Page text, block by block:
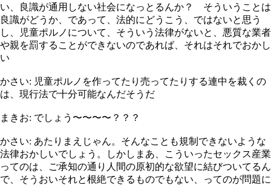
い、良識が通用しない社会になっとるんか？ そういうことは
良識がどうか、であって、法的にどうこう、ではないと思う
し、児童ポルノについて、そういう法律がないと、悪質な業者
や親を罰することができないのであれば、それはそれでおかし
い
かさい: 児童ポルノを作ってたり売ってたりする連中を裁くの
は、現行法で十分可能なんだそうだ
まきお: でしょう〜〜〜〜？？？
かさい: あたりまえじゃん。そんなことも規制できないような
法律おかしいでしょう。しかしまあ、こういったセックス産業
ってのは、ご承知の通り人間の原初的な欲望に結びついてるん
で、そうおいそれと根絶できるものでもない、ってのが問題に